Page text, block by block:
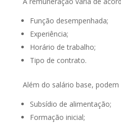
Função desempenhada;
Experiência;
Horário de trabalho;
Tipo de contrato.
Além do salário base,
Subsídio de alimentação;
Formação inicial;